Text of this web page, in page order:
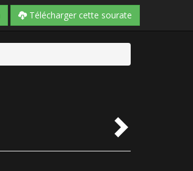
Télécharger cette sourate